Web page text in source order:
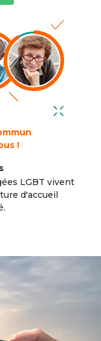
!
LGBT vivent
d'accueil